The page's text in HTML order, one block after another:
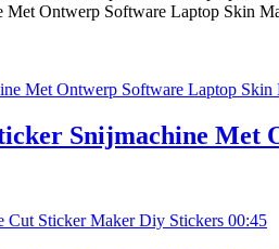
Ontwerp Software Laptop Skin
Snijmachine Met
00:45